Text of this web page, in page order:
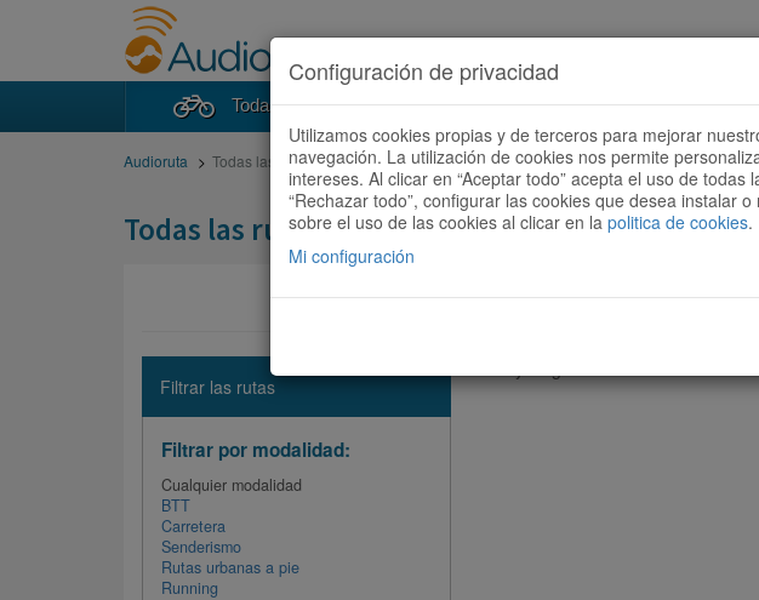
Todas las rutas Buscador de rutas
Audioruta Todas las rutas
Todas las rutas
Filtrar las rutas
Filtrar por modalidad:
Cualquier modalidad
BTT
Carretera
Senderismo
Rutas urbanas a pie
Running
Configuración de privacidad
Utilizamos cookies propias y de terceros para mejorar
navegación. La utilización de cookies nos permite
intereses. Al clicar en “Aceptar todo” acepta el uso de
“Rechazar todo”, configurar las cookies que desea instalar
sobre el uso de las cookies al clicar en la politica de cookies.
Mi configuración